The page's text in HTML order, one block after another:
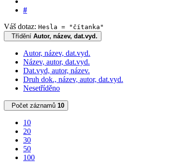
#
Váš dotaz: Hesla = "čítanka"
Třídění Autor, název, dat.vyd.
Autor, název, dat.vyd.
Název, autor, dat.vyd.
Dat.vyd, autor, název.
Druh dok., název, autor, dat.vyd.
Nesetříděno
Počet záznamů 10
10
20
30
50
100